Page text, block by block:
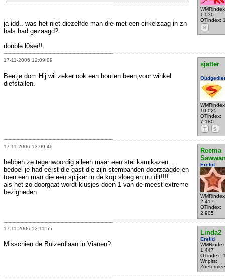
1.030
OTindex:
S
ja idd.. was het niet diezelfde man die met een cirkelzaag in zn
hals had gezaagd?
double l0ser!!
17-11-2006 12:09:09
sjatter
10.025
OTindex:
7.180
T
S
Beetje dom.Hij wil zeker ook een houten been,voor winkel
diefstallen.
17-11-2006 12:09:46
Reema
Erelid
2.417
OTindex:
2.905
hebben ze tegenwoordig alleen maar een stel kamikazen....
bedoel je had eerst die gast die zijn stembanden doorzaagde en
toen een man die een spijker in de kop sloeg en nu dit!!!!
als het zo doorgaat wordt klusjes doen 1 van de meest extreme
bezigheden
17-11-2006 12:11:55
Linda2
Erelid
1.447
OTindex:
Wnplts:
Misschien de Buizerdlaan in Vianen?